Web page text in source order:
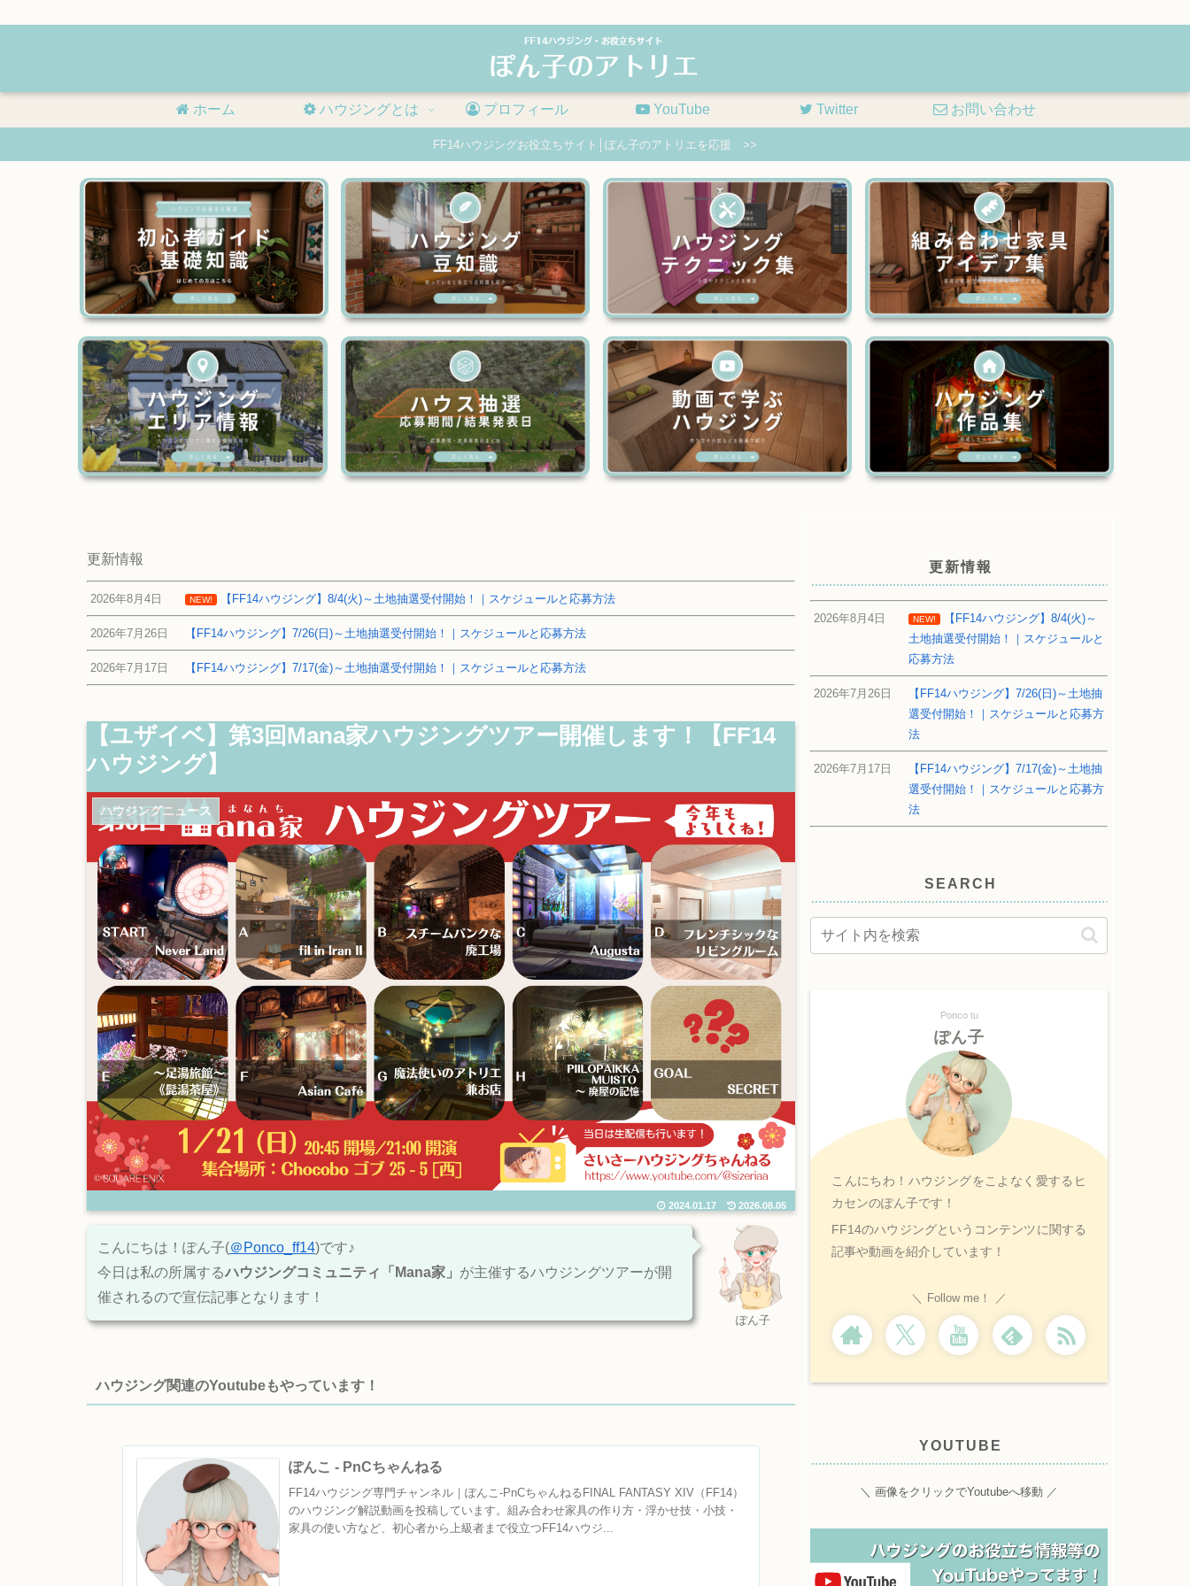
ホーム ハウジングとは プロフィール YouTube Twitter お問い合わせ
FF14ハウジングお役立ちサイト│ぽん子のアトリエを応援 >>
更新情報
2026年8月4日 NEW! 【FF14ハウジング】8/4(火)～土地抽選受付開始！｜スケジュールと応募方法
2026年7月26日 【FF14ハウジング】7/26(日)～土地抽選受付開始！｜スケジュールと応募方法
2026年7月17日 【FF14ハウジング】7/17(金)～土地抽選受付開始！｜スケジュールと応募方法
【ユザイベ】第3回Mana家ハウジングツアー開催します！【FF14
ハウジング】
ハウジングニュース
2024.01.17 2026.08.05
ぽん子
こんにちは！ぽん子(＠Ponco_ff14)です♪
今日は私の所属するハウジングコミュニティ「Mana家」 が主催するハウジングツアーが開
催されるので宣伝記事となります！
ハウジング関連のYoutubeもやっています！
ぽんこ - PnCちゃんねる
FF14ハウジング専門チャンネル｜ぽんこ‐PnCちゃんねるFINAL FANTASY XIV（FF14）
のハウジング解説動画を投稿しています。組み合わせ家具の作り方・浮かせ技・小技・
家具の使い方など、初心者から上級者まで役立つFF14ハウジ...
更新情報
2026年8月4日 NEW!
【FF14ハウジング】8/4(火)～
土地抽選受付開始！｜スケジュールと
応募方法
2026年7月26日
【FF14ハウジング】7/26(日)～土地抽
選受付開始！｜スケジュールと応募方
法
2026年7月17日
【FF14ハウジング】7/17(金)～土地抽
選受付開始！｜スケジュールと応募方
法
SEARCH
Ponco tu
ぽん子
こんにちわ！ハウジングをこよなく愛するヒ
カセンのぽん子です！
FF14のハウジングというコンテンツに関する
記事や動画を紹介しています！
Follow me！
YOUTUBE
＼ 画像をクリックでYoutubeへ移動 ／